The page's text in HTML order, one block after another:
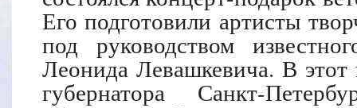
Его подготовили артисты
под руководством
Леонида Левашкевича. В этот
губернатора Санкт-